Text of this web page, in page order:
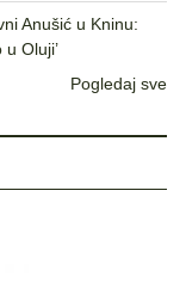
Anušić u Kninu:
Oluji’
Pogledaj sve